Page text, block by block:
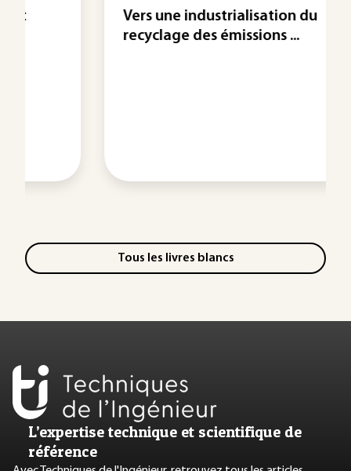
Vers une industrialisation du
recyclage des émissions ...
Tous les livres blancs
L’expertise technique et scientifique de
référence